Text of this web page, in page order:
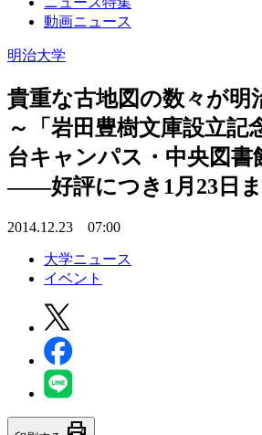
動画ニュース
明治大学
貴重な古地図の数々が明
～「岩田豊樹文庫設立記
台キャンパス・中央図書
――好評につき1月23日
2014.12.23 07:00
大学ニュース
イベント